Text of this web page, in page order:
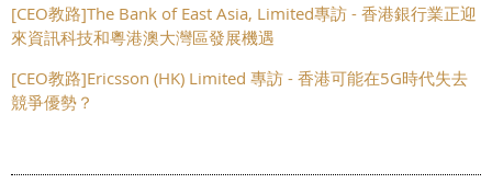
[CEO教路]The Bank of East Asia, Limited專訪 - 香港銀行業正迎
來資訊科技和粵港澳大灣區發展機遇
[CEO教路]Ericsson (HK) Limited 專訪 - 香港可能在5G時代失去
競爭優勢？